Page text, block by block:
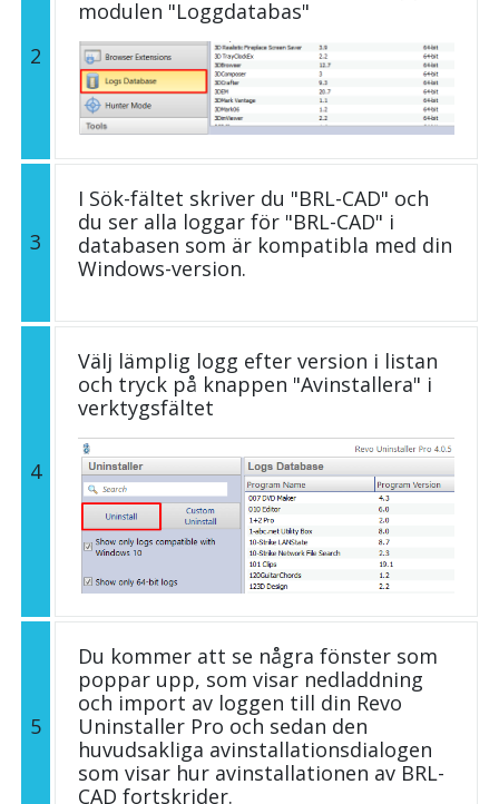
2
modulen "Loggdatabas"
3
I Sök-fältet skriver du "BRL-CAD" och
du ser alla loggar för "BRL-CAD" i
databasen som är kompatibla med din
Windows-version.
4
Välj lämplig logg efter version i listan
och tryck på knappen "Avinstallera" i
verktygsfältet
5
Du kommer att se några fönster som
poppar upp, som visar nedladdning
och import av loggen till din Revo
Uninstaller Pro och sedan den
huvudsakliga avinstallationsdialogen
som visar hur avinstallationen av BRL-
CAD fortskrider.